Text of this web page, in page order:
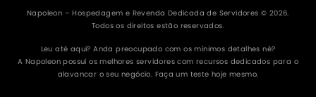
Napoleon – Hospedagem e Revenda Dedicada de Servidores © 2026.
Todos os direitos estão reservados.
Leu até aqui? Anda preocupado com os mínimos detalhes né?
A Napoleon possuí os melhores servidores com recursos dedicados para o
alavancar o seu negócio. Faça um teste hoje mesmo.